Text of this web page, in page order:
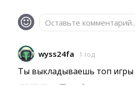
Оставьте
wyss24fa 1 год
Ты выкладываешь топ игры